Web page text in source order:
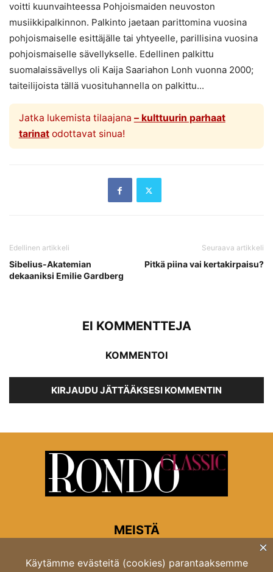
voitti kuunvaihteessa Pohjoismaiden neuvoston
musiikkipalkinnon. Palkinto jaetaan parittomina vuosina
pohjoismaiselle esittäjälle tai yhtyeelle, parillisina vuosina
pohjoismaiselle sävellykselle. Edellinen palkittu
suomalaissävellys oli Kaija Saariahon Lonh vuonna 2000;
taiteilijoista tällä vuosituhannella on palkittu...
Jatka lukemista tilaajana – kulttuurin parhaat
tarinatodottavat sinua!
Edellinen artikkeli
Sibelius-Akatemian
dekaaniksi Emilie Gardberg
Seuraava artikkeli
Pitkä piina vai kertakirpaisu?
EI KOMMENTTEJA
KOMMENTOI
KIRJAUDU JÄTTÄÄKSESI KOMMENTIN
MEISTÄ
Rondon toimitus